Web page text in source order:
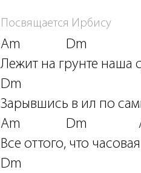
Посвящается Ирбису
Am Dm
Лежит на грунте наша
Dm
Зарывшись в ил по
Am Dm
Все оттого, что
Dm